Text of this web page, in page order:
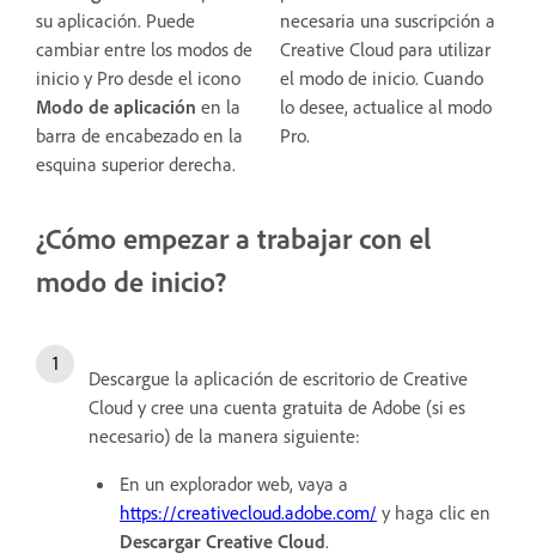
su aplicación. Puede
cambiar entre los modos de
inicio y Pro desde el icono
Modo de aplicación en la
barra de encabezado en la
esquina superior derecha.
necesaria una suscripción a
Creative Cloud para utilizar
el modo de inicio. Cuando
lo desee, actualice al modo
Pro.
¿Cómo empezar a trabajar con el
modo de inicio?
Descargue la aplicación de escritorio de Creative
Cloud y cree una cuenta gratuita de Adobe (si es
necesario) de la manera siguiente:
En un explorador web, vaya a
https://creativecloud.adobe.com/ y haga clic en
Descargar Creative Cloud.